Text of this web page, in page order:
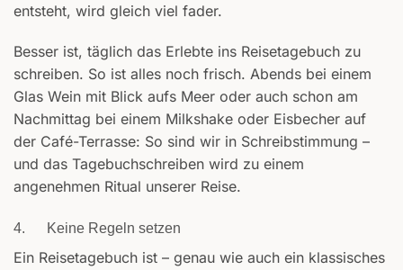
entsteht, wird gleich viel fader.
Besser ist, täglich das Erlebte ins Reisetagebuch zu
schreiben. So ist alles noch frisch. Abends bei einem
Glas Wein mit Blick aufs Meer oder auch schon am
Nachmittag bei einem Milkshake oder Eisbecher auf
der Café-Terrasse: So sind wir in Schreibstimmung –
und das Tagebuchschreiben wird zu einem
angenehmen Ritual unserer Reise.
4. Keine Regeln setzen
Ein Reisetagebuch ist – genau wie auch ein klassisches